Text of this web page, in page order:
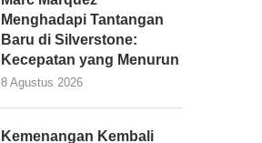
Menghadapi Tantangan
Baru di Silverstone:
Kecepatan yang Menurun
8 Agustus 2026
Kemenangan Kembali